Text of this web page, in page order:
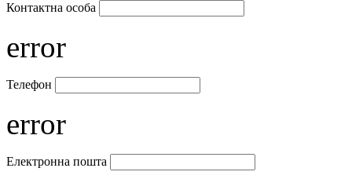
Контактна особа
error
Телефон
error
Електронна пошта